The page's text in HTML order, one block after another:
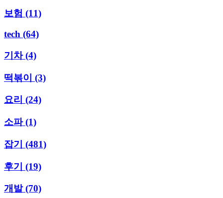
보험 (11)
tech (64)
기차(4)
떡볶이 (3)
요리 (24)
소파(1)
잡기 (481)
후기 (19)
개발(70)